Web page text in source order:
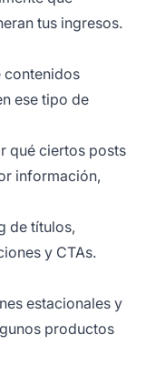
tus ingresos.
contenidos
ese tipo de
qué ciertos posts
información,
de títulos,
y CTAs.
estacionales y
productos